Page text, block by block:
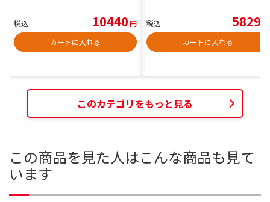
税込 10440円
カートに入れる
税込 5829
カートに入れる
このカテゴリをもっと見る
この商品を見た人はこんな商品も見て
います